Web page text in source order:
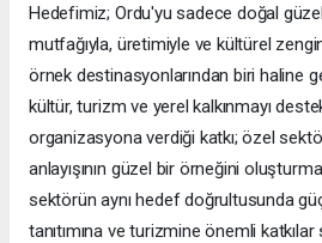
Hedefimiz; Ordu'yu sadece doğal
mutfağıyla, üretimiyle ve kültürel
örnek destinasyonlarından biri haline
kültür, turizm ve yerel kalkınmayı
organizasyona verdiği katkı; özel
anlayışının güzel bir örneğini
sektörün aynı hedef doğrultusunda
tanıtımına ve turizmine önemli katkılar